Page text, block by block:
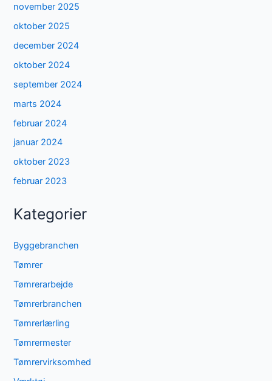
november 2025
oktober 2025
december 2024
oktober 2024
september 2024
marts 2024
februar 2024
januar 2024
oktober 2023
februar 2023
Kategorier
Byggebranchen
Tømrer
Tømrerarbejde
Tømrerbranchen
Tømrerlærling
Tømrermester
Tømrervirksomhed